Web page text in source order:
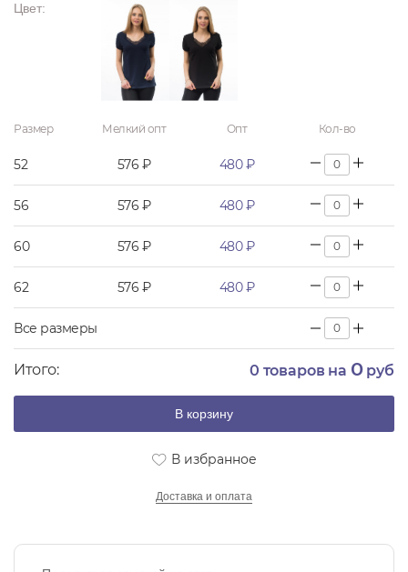
Цвет:
Размер Мелкий опт Опт Кол-во
52 576 ₽ 480 ₽
56 576 ₽ 480 ₽
60 576 ₽ 480 ₽
62 576 ₽ 480 ₽
Все размеры
Итого: 0 товаров на 0руб
В корзину
В избранное
Доставка и оплата